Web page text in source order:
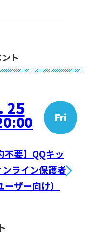
ト
25 Fri
不要】QQキッ
ンライン保護者
ザー向け）